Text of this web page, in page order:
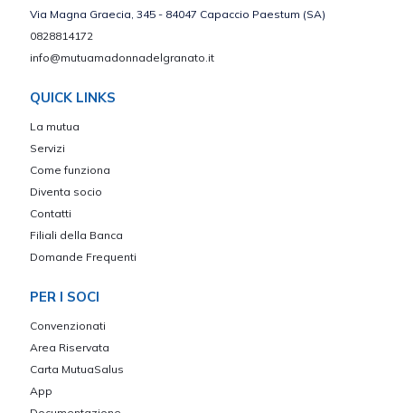
Via Magna Graecia, 345 - 84047 Capaccio Paestum (SA)
0828814172
info@mutuamadonnadelgranato.it
QUICK LINKS
La mutua
Servizi
Come funziona
Diventa socio
Contatti
Filiali della Banca
Domande Frequenti
PER I SOCI
Convenzionati
Area Riservata
Carta MutuaSalus
App